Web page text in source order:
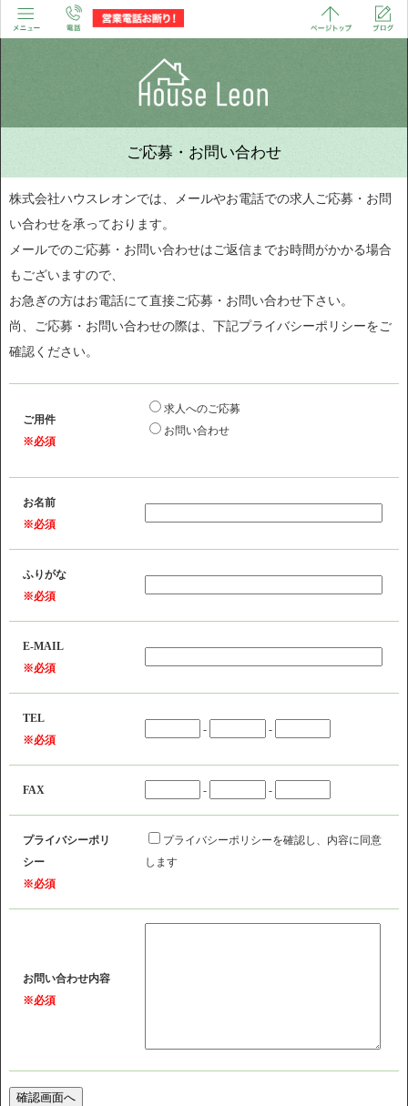
ご応募・お問い合わせ
株式会社ハウスレオンでは、メールやお電話での求人ご応募・お問
い合わせを承っております。
メールでのご応募・お問い合わせはご返信までお時間がかかる場合
もございますので、
お急ぎの方はお電話にて直接ご応募・お問い合わせ下さい。
尚、ご応募・お問い合わせの際は、下記プライバシーポリシーをご
確認ください。
ご用件
※必須
求人へのご応募
お問い合わせ
お名前
※必須
ふりがな
※必須
E-MAIL
※必須
TEL
※必須
- -
FAX - -
プライバシーポリ
シー
※必須
プライバシーポリシーを確認し、内容に同意
します
お問い合わせ内容
※必須